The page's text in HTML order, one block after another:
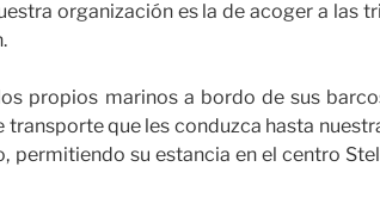
organización es la de acoger a las
propios marinos a bordo de sus
que les conduzca hasta
permitiendo su estancia en el centro